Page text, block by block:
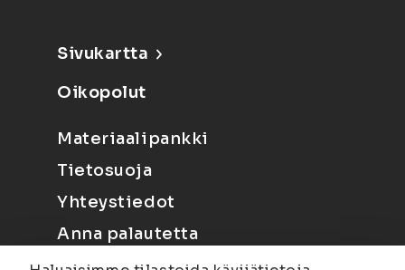
Sivukartta
Oikopolut
Materiaalipankki
Tietosuoja
Yhteystiedot
Anna palautetta